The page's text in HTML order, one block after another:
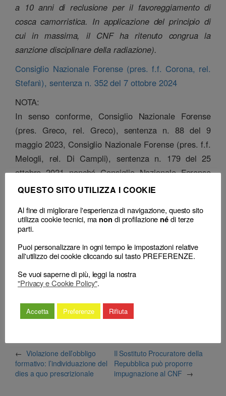
a 10 anni di reclusione per il favoreggiamento di
cosca camorristica. In applicazione del principio di
cui in massima, il CNF ha ritenuto congrua la
sanzione disciplinare della radiazione).
Consiglio Nazionale Forense (pres. f.f. Corona, rel.
Stefanì), sentenza n. 352 del 7 ottobre 2024
NOTA:
In senso conforme, Consiglio Nazionale Forense
(pres. Greco, rel. Greco), sentenza n. 88 del 9
maggio 2023, Consiglio Nazionale Forense (pres. f.f.
Melogli, rel. Di Campli), sentenza n. 179 del 25
ottobre 2021 nonché Consiglio Nazionale Forense
(pres. Masi, rel. Pardi), sentenza n. 94 del 7 luglio
Classificazione
2024(respinge) (radiazione)
– Consiglio territoriale: CDD Napoli, delibera del 03 Novembre 2023
← Violazione dell’obbligo
formativo: l’individuazione del
dies a quo prescrizionale
Il Sostituto Procuratore della
Repubblica può proporre
impugnazione al CNF →
QUESTO SITO UTILIZZA I COOKIE
Al fine di migliorare l'esperienza di navigazione, questo sito
utilizza cookie tecnici, ma non di profilazione nédi terze
parti.
Puoi personalizzare in ogni tempo le impostazioni relative
all'utilizzo dei cookie cliccando sul tasto PREFERENZE.
Se vuoi saperne di più, leggi la nostra
"Privacy e Cookie Policy".
Accetta Preferenze Rifiuta